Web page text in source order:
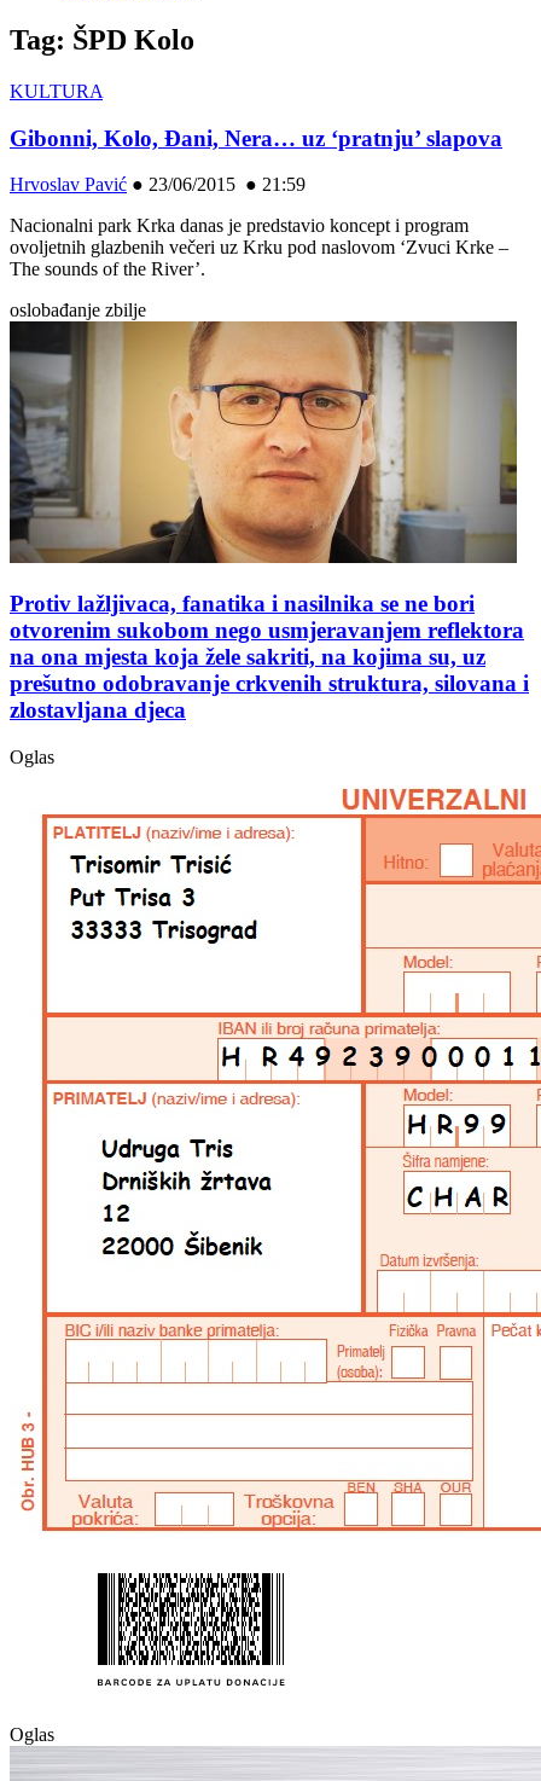
Tag: ŠPD Kolo
KULTURA
Gibonni, Kolo, Đani, Nera… uz ‘pratnju’ slapova
Hrvoslav Pavić ● 23/06/2015 ● 21:59
Nacionalni park Krka danas je predstavio koncept i program
ovoljetnih glazbenih večeri uz Krku pod naslovom ‘Zvuci Krke –
The sounds of the River’.
oslobađanje zbilje
Protiv lažljivaca, fanatika i nasilnika se ne bori
otvorenim sukobom nego usmjeravanjem reflektora
na ona mjesta koja žele sakriti, na kojima su, uz
prešutno odobravanje crkvenih struktura, silovana i
zlostavljana djeca
Oglas
Oglas